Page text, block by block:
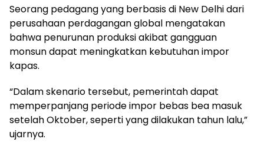
Seorang pedagang yang berbasis di New Delhi dari
perusahaan perdagangan global mengatakan
bahwa penurunan produksi akibat gangguan
monsun dapat meningkatkan kebutuhan impor
kapas.
“Dalam skenario tersebut, pemerintah dapat
memperpanjang periode impor bebas bea masuk
setelah Oktober, seperti yang dilakukan tahun lalu,”
ujarnya.